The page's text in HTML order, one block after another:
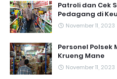
Patroli dan Cek
Pedagang di
November 11, 2023
Personel Polsek
Krueng Mane
November 11, 2023